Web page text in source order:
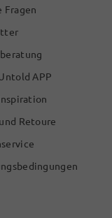
Fragen
APP
Retoure